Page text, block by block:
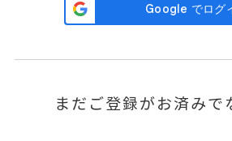
まだご登録がお済みで